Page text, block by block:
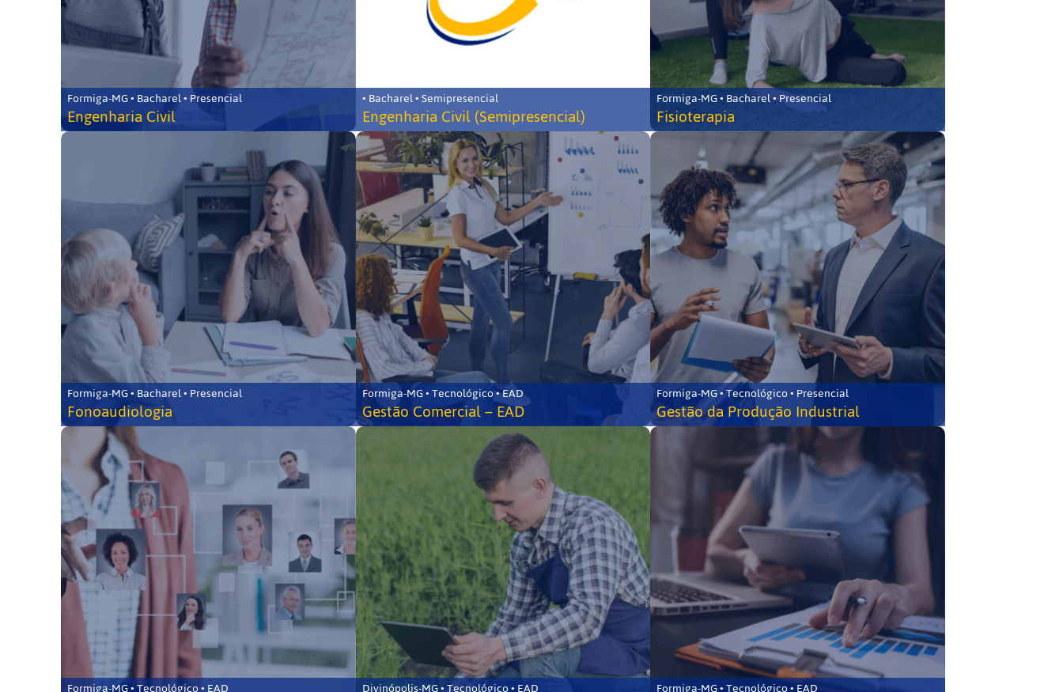
Formiga-MG • Bacharel • Presencial
Engenharia Civil
• Bacharel • Semipresencial
Engenharia Civil (Semipresencial)
Formiga-MG • Bacharel • Presencial
Fisioterapia
Formiga-MG • Bacharel • Presencial
Fonoaudiologia
Formiga-MG • Tecnológico • EAD
Gestão Comercial – EAD
Formiga-MG • Tecnológico • Presencial
Gestão da Produção Industrial